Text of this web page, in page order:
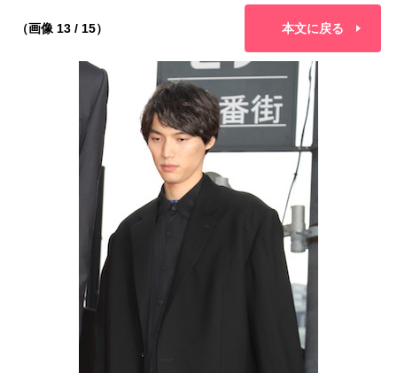
（画像 13 / 15） 本文に戻る